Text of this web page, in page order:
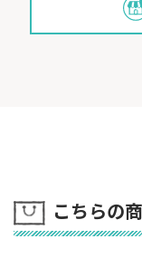
こちらの